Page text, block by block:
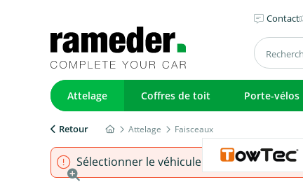
Contact
Attelage Coffres de toit Porte-vélos
Retour Attelage Faisceaux
Sélectionner le véhicule pour s'assurer